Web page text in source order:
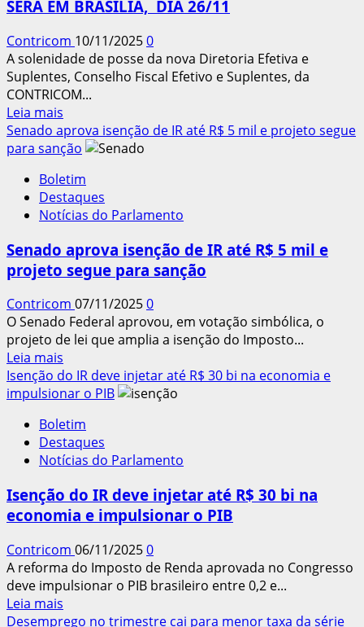
medida
reduzir
preços
da
cesta
básica
SERÁ EM BRASÍLIA, DIA 26/11
Contricom 10/11/20250
A solenidade de posse da nova Diretoria Efetiva e
Suplentes, Conselho Fiscal Efetivo e Suplentes, da
CONTRICOM...
Leia mais
mais
sobre
DA
NOVA
DIRETORIA
CONTRICOM
SERÁ
BRASÍLIA,
DIA
26/11
Senado aprova isenção de IR até R$ 5 mil e projeto segue
para sanção
Boletim
Destaques
Notícias do Parlamento
Senado aprova isenção de IR até R$ 5 mil e
projeto segue para sanção
Contricom 07/11/20250
O Senado Federal aprovou, em votação simbólica, o
projeto de lei que amplia a isenção do Imposto...
Leia mais
mais
sobre
aprova
isenção
de
até
R$
mil
e
projeto
segue
Isenção do IR deve injetar até R$ 30 bi na economia e
impulsionar o PIB
Boletim
Destaques
Notícias do Parlamento
Isenção do IR deve injetar até R$ 30 bi na
economia e impulsionar o PIB
Contricom 06/11/20250
A reforma do Imposto de Renda aprovada no Congresso
deve impulsionar o PIB brasileiro entre 0,2 e...
Leia mais
mais
Desemprego no trimestre cai para menor taxa da série